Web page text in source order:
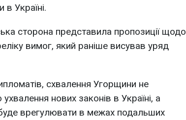
Україні.
сторона представила пропозиції щодо
вимог, який раніше висував уряд
схвалення Угорщини не
нових законів в Україні, а
врегулювати в межах подальших